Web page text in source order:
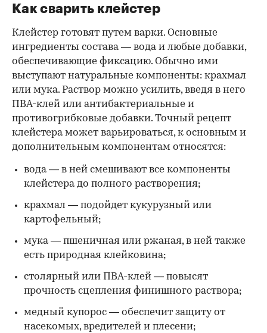
Как сварить клейстер
Клейстер готовят путем варки. Основные
ингредиенты состава — вода и любые добавки,
обеспечивающие фиксацию. Обычно ими
выступают натуральные компоненты: крахмал
или мука. Раствор можно усилить, введя в него
ПВА-клей или антибактериальные и
противогрибковые добавки. Точный рецепт
клейстера может варьироваться, к основным и
дополнительным компонентам относятся:
вода — в ней смешивают все компоненты
клейстера до полного растворения;
крахмал — подойдет кукурузный или
картофельный;
мука — пшеничная или ржаная, в ней также
есть природная клейковина;
столярный или ПВА-клей — повысят
прочность сцепления финишного раствора;
медный купорос — обеспечит защиту от
насекомых, вредителей и плесени;